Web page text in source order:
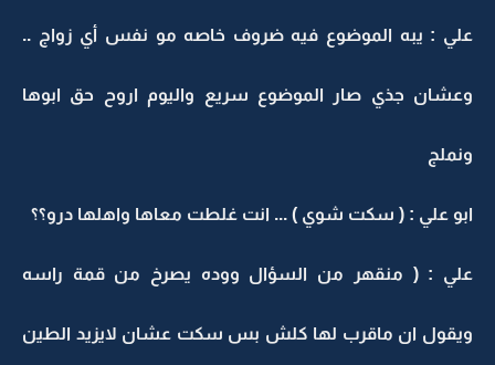
علي : يبه الموضوع فيه ضروف خاصه مو نفس أي زواج ..
وعشان جذي صار الموضوع سريع واليوم اروح حق ابوها
ونملج
ابو علي : ( سكت شوي ) ... انت غلطت معاها واهلها درو؟؟
علي : ( منقهر من السؤال ووده يصرخ من قمة راسه
ويقول ان ماقرب لها كلش بس سكت عشان لايزيد الطين